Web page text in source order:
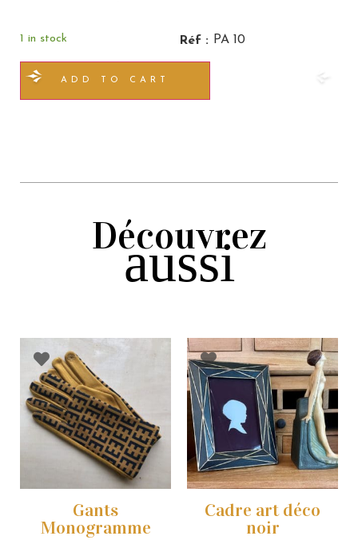
1 in stock Réf : PA 10
ADD TO CART
Découvrez
aussi
Gants
Monogramme
Cadre art déco
noir